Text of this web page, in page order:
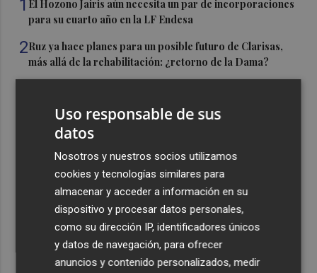
1 El Hozono Jairis aún necesita un par de incorporaciones
para su cuarto año en la LF Endesa
2Ruz ya hace planes para un posible futuro de Clarisas,
más allá de la rehabilitación: ¿retorno de la Dama?
Castelló apuesta por convertir el eclipse en un referente
El Villarreal anuncia a sus seis capitanes: Gerard
Moreno, Foyth, Comesaña, Ayoze, Cardona y Logan
Costa
Uso responsable de sus
datos
Nosotros y nuestros socios utilizamos
cookies y tecnologías similares para
almacenar y acceder a información en su
dispositivo y procesar datos personales,
como su dirección IP, identificadores únicos
y datos de navegación, para ofrecer
anuncios y contenido personalizados, medir